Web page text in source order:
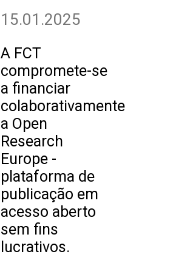
15.01.2025
A FCT
compromete-se
a financiar
colaborativamente
a Open
Research
Europe -
plataforma de
publicação em
acesso aberto
sem fins
lucrativos.